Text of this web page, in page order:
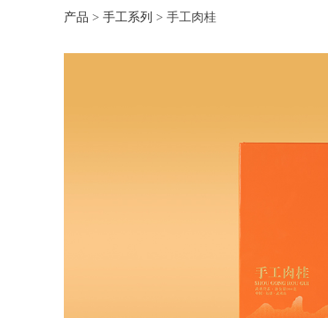
手工肉桂
产品 > 手工系列 > 手工肉桂